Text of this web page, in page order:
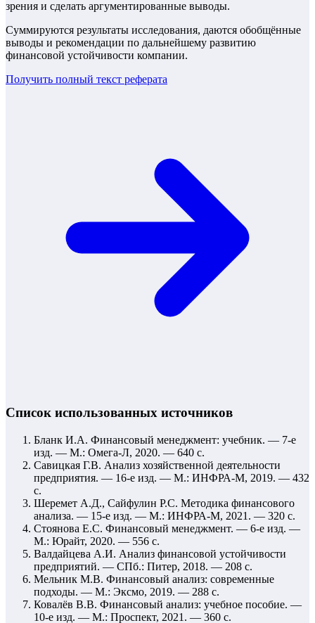
зрения и сделать аргументированные выводы.
Суммируются результаты исследования, даются обобщённые
выводы и рекомендации по дальнейшему развитию
финансовой устойчивости компании.
Получить полный текст реферата
Список использованных источников
Бланк И.А. Финансовый менеджмент: учебник. — 7-е
изд. — М.: Омега-Л, 2020. — 640 с.
Савицкая Г.В. Анализ хозяйственной деятельности
предприятия. — 16-е изд. — М.: ИНФРА-М, 2019. — 432
с.
Шеремет А.Д., Сайфулин Р.С. Методика финансового
анализа. — 15-е изд. — М.: ИНФРА-М, 2021. — 320 с.
Стоянова Е.С. Финансовый менеджмент. — 6-е изд. —
М.: Юрайт, 2020. — 556 с.
Валдайцева А.И. Анализ финансовой устойчивости
предприятий. — СПб.: Питер, 2018. — 208 с.
Мельник М.В. Финансовый анализ: современные
подходы. — М.: Эксмо, 2019. — 288 с.
Ковалёв В.В. Финансовый анализ: учебное пособие. —
10-е изд. — М.: Проспект, 2021. — 360 с.